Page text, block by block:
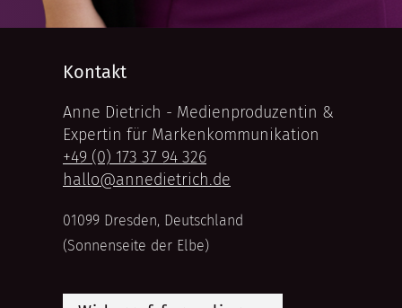
Kontakt
Anne Dietrich - Medienproduzentin &
Expertin für Markenkommunikation
+49 (0) 173 37 94 326
hallo@annedietrich.de
01099 Dresden, Deutschland
(Sonnenseite der Elbe)